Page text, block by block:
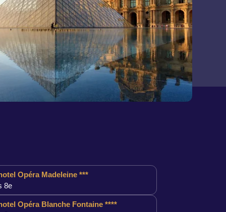
Opéra Madeleine ***
8e
Opéra Blanche Fontaine ****